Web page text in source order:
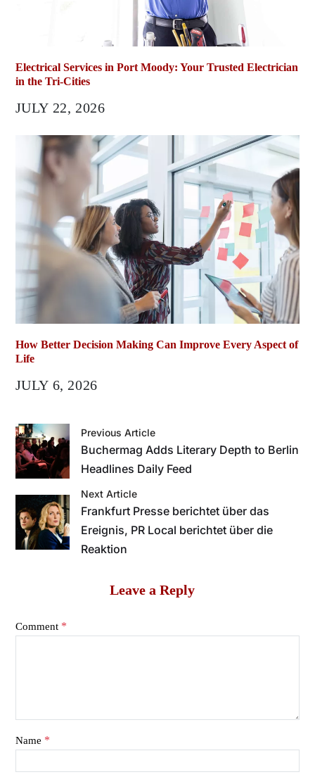
Electrical Services in Port Moody: Your Trusted Electrician
in the Tri-Cities
JULY 22, 2026
How Better Decision Making Can Improve Every Aspect of
Life
JULY 6, 2026
Previous Article
Buchermag Adds Literary Depth to Berlin
Headlines Daily Feed
Next Article
Frankfurt Presse berichtet über das
Ereignis, PR Local berichtet über die
Reaktion
Leave a Reply
Comment *
Name *